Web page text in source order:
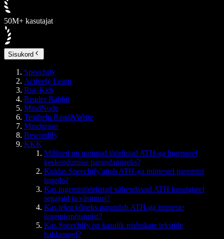
50M+ kasutajat
Sisukord
Speechify
Actively Learn
Raz-Kids
Reader Rabbit
MindNode
Texthelp Read&Write
Mindgrasp
Rewordify
KKK
Millised on parimad tööriistad ATH-ga lugemisel
keskendumise parandamiseks?
Kuidas Speechify aitab ATH-ga inimestel paremini
lugeda?
Kas lugemistööriistad vähendavad ATH kasutajatel
segajaid ja väsimust?
Kas tekst kõneks parandab ATH-ga inimeste
lugemismõistmist?
Kas Speechify on kasulik mahukate tekstide
haldamisel?